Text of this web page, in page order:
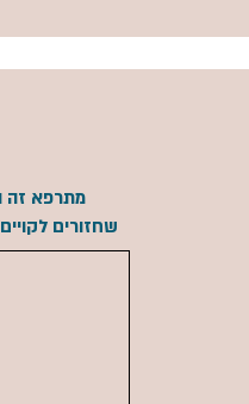
מתרפא זה
שחזורים